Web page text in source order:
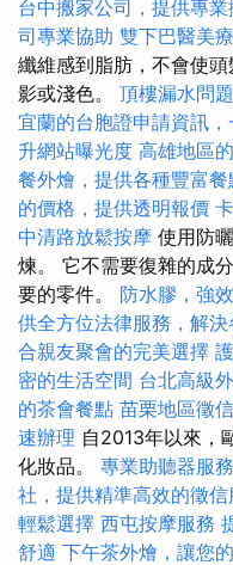
台中搬家公司，提供專
司專業協助 雙下巴醫美
纖維感到脂肪，不會使
影或淺色。 頂樓漏水問
宜蘭的台胞證申請資訊，
升網站曝光度 高雄地區
餐外燴，提供各種豐富
的價格，提供透明報價
中清路放鬆按摩 使用防
煉。 它不需要復雜的成
要的零件。 防水膠，強
供全方位法律服務，解
合親友聚會的完美選擇
密的生活空間 台北高級
的茶會餐點 苗栗地區徵
速辦理 自2013年以來，
化妝品。 專業助聽器服
社，提供精準高效的徵信
輕鬆選擇 西屯按摩服務
舒適 下午茶外燴，讓您